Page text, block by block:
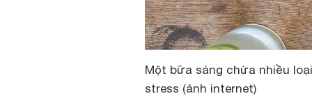
Một bữa sáng chứa nhiều
stress (ảnh internet)